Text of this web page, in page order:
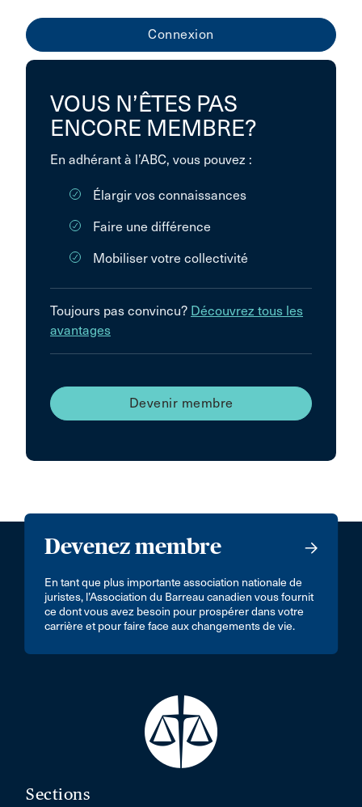
VOUS N’ÊTES PAS
ENCORE MEMBRE?
En adhérant à l’ABC, vous pouvez :
Élargir vos connaissances
Faire une différence
Mobiliser votre collectivité
Toujours pas convincu? Découvrez tous les
avantages
Devenir membre
Devenez membre
En tant que plus importante association nationale de
juristes, l’Association du Barreau canadien vous fournit
ce dont vous avez besoin pour prospérer dans votre
carrière et pour faire face aux changements de vie.
Sections